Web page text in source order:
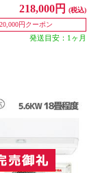
218,000円
(税込)
20,000円クーポン
発送目安：1ヶ月